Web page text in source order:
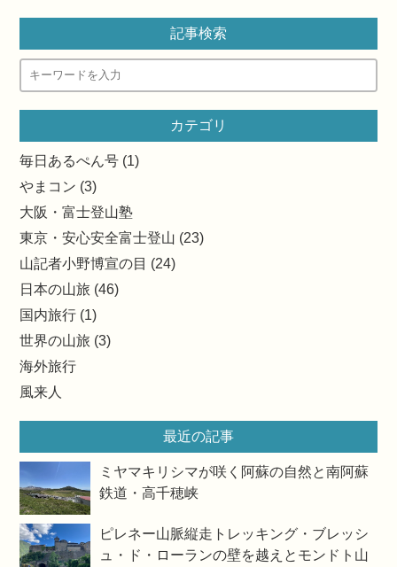
記事検索
カテゴリ
毎日あるぺん号 (1)
やまコン (3)
大阪・富士登山塾
東京・安心安全富士登山 (23)
山記者小野博宣の目 (24)
日本の山旅 (46)
国内旅行 (1)
世界の山旅 (3)
海外旅行
風来人
最近の記事
ミヤマキリシマが咲く阿蘇の自然と南阿蘇
鉄道・高千穂峡
ピレネー山脈縦走トレッキング・ブレッシ
ュ・ド・ローランの壁を越えとモンドト山